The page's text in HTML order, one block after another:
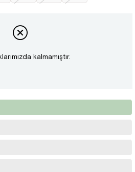
kalmamıştır.